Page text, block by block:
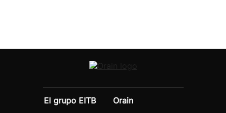
El grupo EITB
Orain